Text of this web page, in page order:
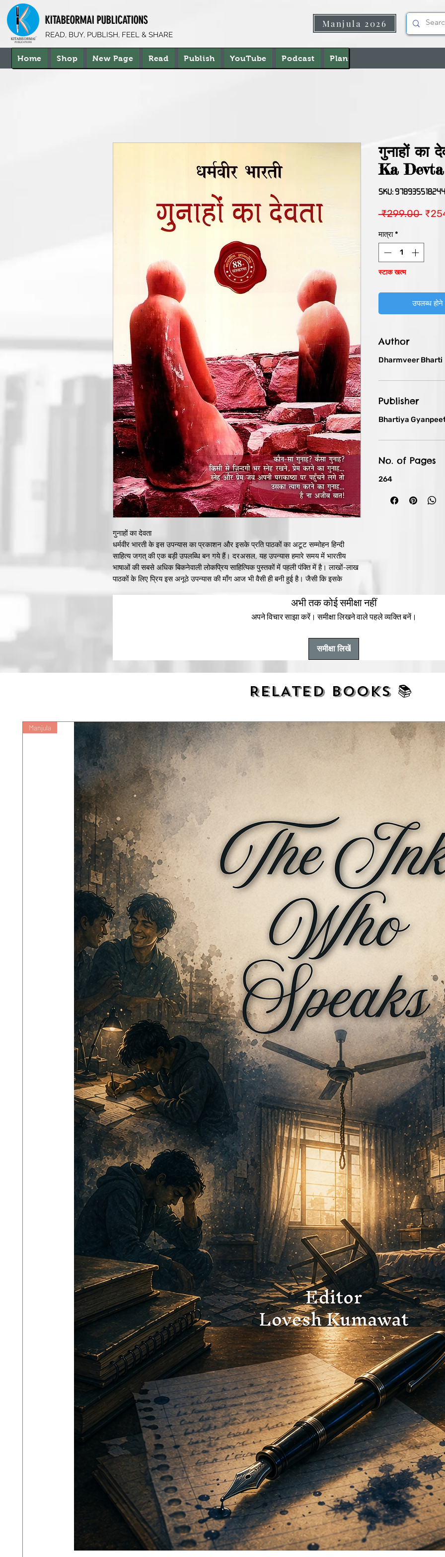
KITABEORMAI PUBLICATIONS
READ, BUY, PUBLISH, FEEL & SHARE
Manjula 2026
Home Shop New Page Read Publish YouTube Podcast Plans & Pricing
गुनाहों का देवता
धर्मवीर भारती के इस उपन्यास का प्रकाशन और इसके प्रति पाठकों का अटूट सम्मोहन हिन्दी
साहित्य जगत् की एक बड़ी उपलब्धि बन गये हैं। दरअसल, यह उपन्यास हमारे समय में भारतीय
भाषाओं की सबसे अधिक बिकनेवाली लोकप्रिय साहित्यिक पुस्तकों में पहली पंक्ति में है। लाखों-लाख
पाठकों के लिए प्रिय इस अनूठे उपन्यास की माँग आज भी वैसी ही बनी हुई है। जैसी कि इसके
अव्यक्त पीड़ा और एकान्त आस्था है, जिसने इस उपन्यास को एक अद्वितीय कृति बना दिया है।
गुनाहों का
Ka Devta
SKU:
₹299.00
मात्रा *
स्टाक खत्म
उपलब्ध होने
Author
Dharmveer Bharti
Publisher
Bhartiya
No. of Pages
264
अभी तक कोई समीक्षा नहीं
अपने विचार साझा करें। समीक्षा लिखने वाले पहले व्यक्ति बनें।
समीक्षा लिखें
RELATED BOOKS 📚
Manjula